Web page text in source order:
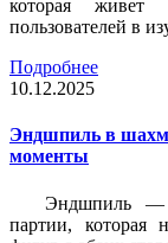
которая
пользователей в
Подробнее
10.12.2025
Эндшпиль в
моменты
Эндшпиль —
партии, которая